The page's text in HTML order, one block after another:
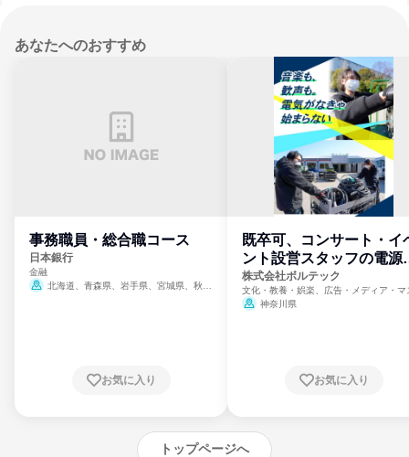
あなたへのおすすめ
事務職員・総合職コース
日本銀行
金融
北海道、青森県、岩手県、宮城県、秋田
崎県、熊本県、大分県、宮崎県、鹿児島県、
お気に入り
既卒可、コンサート・イ
ント設営スタッフの電源
門
株式会社ボルテック
文化・教養・娯楽、広告・メディア・マ
ミ、電力・ガス・水道・エネルギー
神奈川県
お気に入り
トップページへ